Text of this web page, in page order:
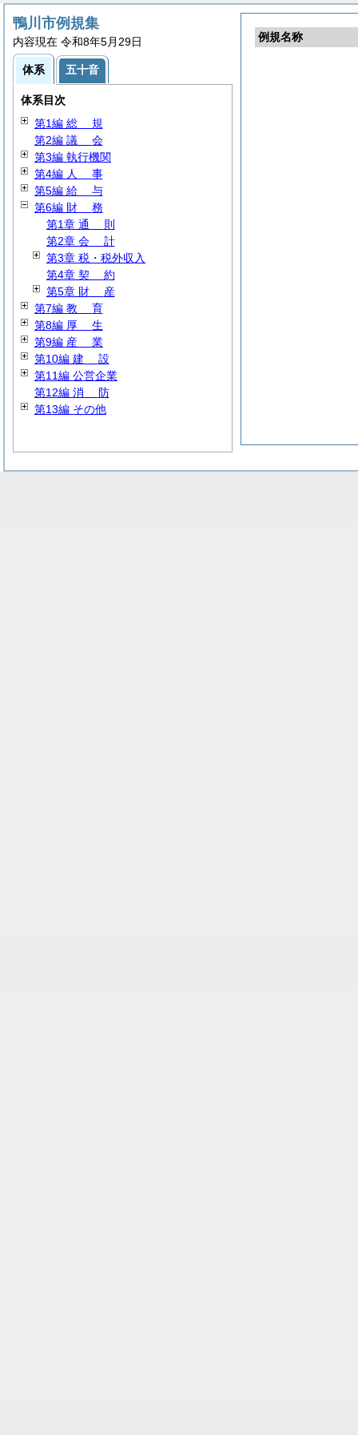
例規名称
鴨川市例規集
内容現在 令和8年5月29日
体系 五十音
体系目次
第1編 総 規
第2編 議 会
第3編 執行機関
第4編 人 事
第5編 給 与
第6編 財 務
第1章 通 則
第2章 会 計
第3章 税・税外収入
第4章 契 約
第5章 財 産
第7編 教 育
第8編 厚 生
第9編 産 業
第10編 建 設
第11編 公営企業
第12編 消 防
第13編 その他